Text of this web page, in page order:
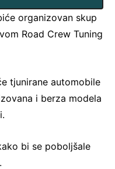
organizovan skup
Road Crew Tuning
tjunirane automobile
i berza modela
bi se poboljšale